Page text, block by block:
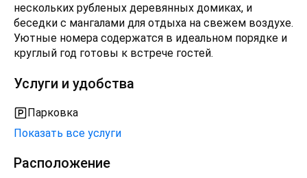
нескольких рубленых деревянных домиках, и
беседки с мангалами для отдыха на свежем воздухе.
Уютные номера содержатся в идеальном порядке и
круглый год готовы к встрече гостей.
Услуги и удобства
Парковка
Показать все услуги
Расположение